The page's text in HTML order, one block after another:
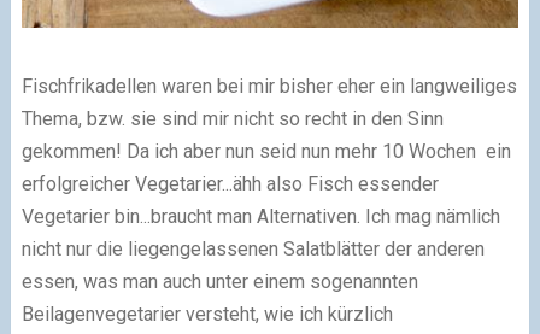
Fischfrikadellen waren bei mir bisher eher ein langweiliges
Thema, bzw. sie sind mir nicht so recht in den Sinn
gekommen! Da ich aber nun seid nun mehr 10 Wochen ein
erfolgreicher Vegetarier...ähh also Fisch essender
Vegetarier bin...braucht man Alternativen. Ich mag nämlich
nicht nur die liegengelassenen Salatblätter der anderen
essen, was man auch unter einem sogenannten
Beilagenvegetarier versteht, wie ich kürzlich